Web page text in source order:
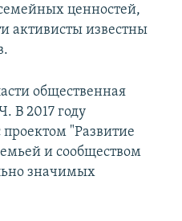
ценностей,
активисты известны
общественная
В 2017 году
"Развитие
и сообществом
значимых